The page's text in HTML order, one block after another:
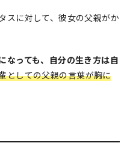
スに対して、彼女の父親がか
なっても、自分の生き方は自
としての父親の言葉が胸に